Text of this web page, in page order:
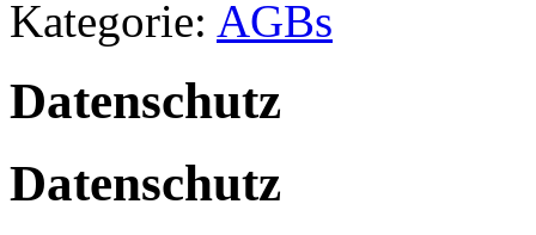
Kategorie: AGBs
Datenschutz
Datenschutz